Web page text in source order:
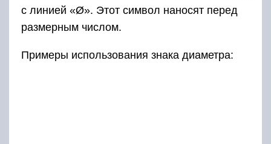
с линией «Ø». Этот символ наносят перед
размерным числом.
Примеры использования знака диаметра: